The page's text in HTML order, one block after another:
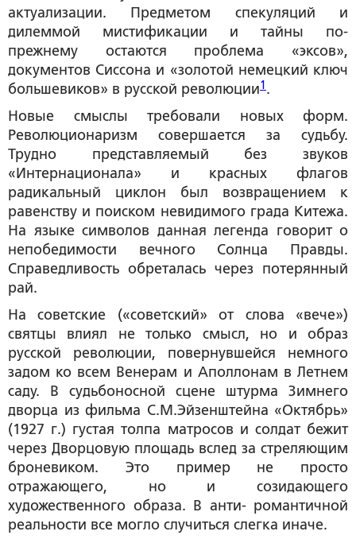
актуализации. Предметом спекуляций и
дилеммой мистификации и тайны по-
прежнему остаются проблема «эксов»,
документов Сиссона и «золотой немецкий ключ
большевиков» в русской революции1 .
Новые смыслы требовали новых форм.
Революционаризм совершается за судьбу.
Трудно представляемый без звуков
«Интернационала» и красных флагов
радикальный циклон был возвращением к
равенству и поиском невидимого града Китежа.
На языке символов данная легенда говорит о
непобедимости вечного Солнца Правды.
Справедливость обреталась через потерянный
рай.
На советские («советский» от слова «вече»)
святцы влиял не только смысл, но и образ
русской революции, повернувшейся немного
задом ко всем Венерам и Аполлонам в Летнем
саду. В судьбоносной сцене штурма Зимнего
дворца из фильма С.М.Эйзенштейна «Октябрь»
(1927 г.) густая толпа матросов и солдат бежит
через Дворцовую площадь вслед за стреляющим
броневиком. Это пример не просто
отражающего, но и созидающего
художественного образа. В анти- романтичной
реальности все могло случиться слегка иначе.